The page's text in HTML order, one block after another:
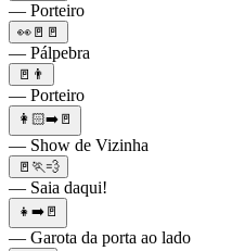
— Porteiro
👀🚪🚪
— Pálpebra
🚪👨
— Porteiro
👩🏻➡️🚪
— Show de Vizinha
🚪🏃💨
— Saia daqui!
👧➡️🚪
— Garota da porta ao lado